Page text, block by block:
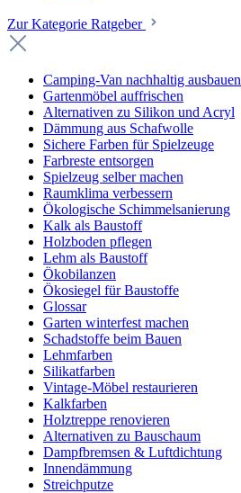
Zur Kategorie Ratgeber
Camping-Van nachhaltig ausbauen
Gartenmöbel auffrischen
Alternativen zu Silikon und Acryl
Dämmung aus Schafwolle
Sichere Farben für Spielzeuge
Farbreste entsorgen
Spielzeug selber machen
Raumklima verbessern
Ökologische Schimmelsanierung
Kalk als Baustoff
Holzboden pflegen
Lehm als Baustoff
Ökobilanzen
Ökosiegel für Baustoffe
Glossar
Garten winterfest machen
Schadstoffe beim Bauen
Lehmfarben
Silikatfarben
Vintage-Möbel restaurieren
Kalkfarben
Holztreppe renovieren
Alternativen zu Bauschaum
Dampfbremsen & Luftdichtung
Innendämmung
Streichputze